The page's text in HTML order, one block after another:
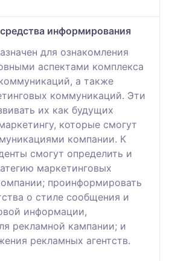
информирования
для ознакомления
аспектами комплекса
а также
коммуникаций. Эти
их как будущих
которые смогут
компании. К
смогут определить и
маркетинговых
проинформировать
о стиле сообщения и
информации,
рекламной кампании; и
рекламных агентств.